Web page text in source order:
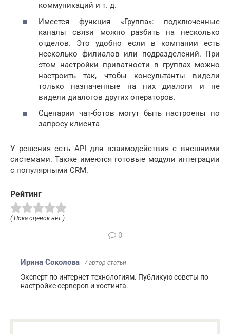
коммуникаций и т. д.
Имеется функция «Группа»: подключенные
каналы связи можно разбить на несколько
отделов. Это удобно если в компании есть
несколько филиалов или подразделений. При
этом настройки приватности в группах можно
настроить так, чтобы консультанты видели
только назначенные на них диалоги и не
видели диалогов других операторов.
Сценарии чат-ботов могут быть настроены по
запросу клиента
У решения есть API для взаимодействия с внешними
системами. Также имеются готовые модули интеграции
с популярными CRM.
Рейтинг
( Пока оценок нет )
0
Ирина Соколова / автор статьи
Эксперт по интернет-технологиям. Публикую советы по
настройке серверов и хостинга.